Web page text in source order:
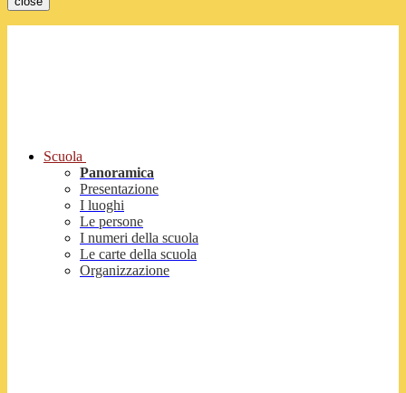
Scuola
Panoramica
Presentazione
I luoghi
Le persone
I numeri della scuola
Le carte della scuola
Organizzazione